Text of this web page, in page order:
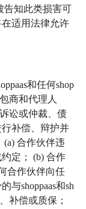
告知此类损害可
适用法律允许
和任何shop
商和代理人
讼或仲裁、债
行补偿、辩护并
合作伙伴违
定； (b) 合作
合作伙伴向任
与shoppaas和sh
补偿或质保；